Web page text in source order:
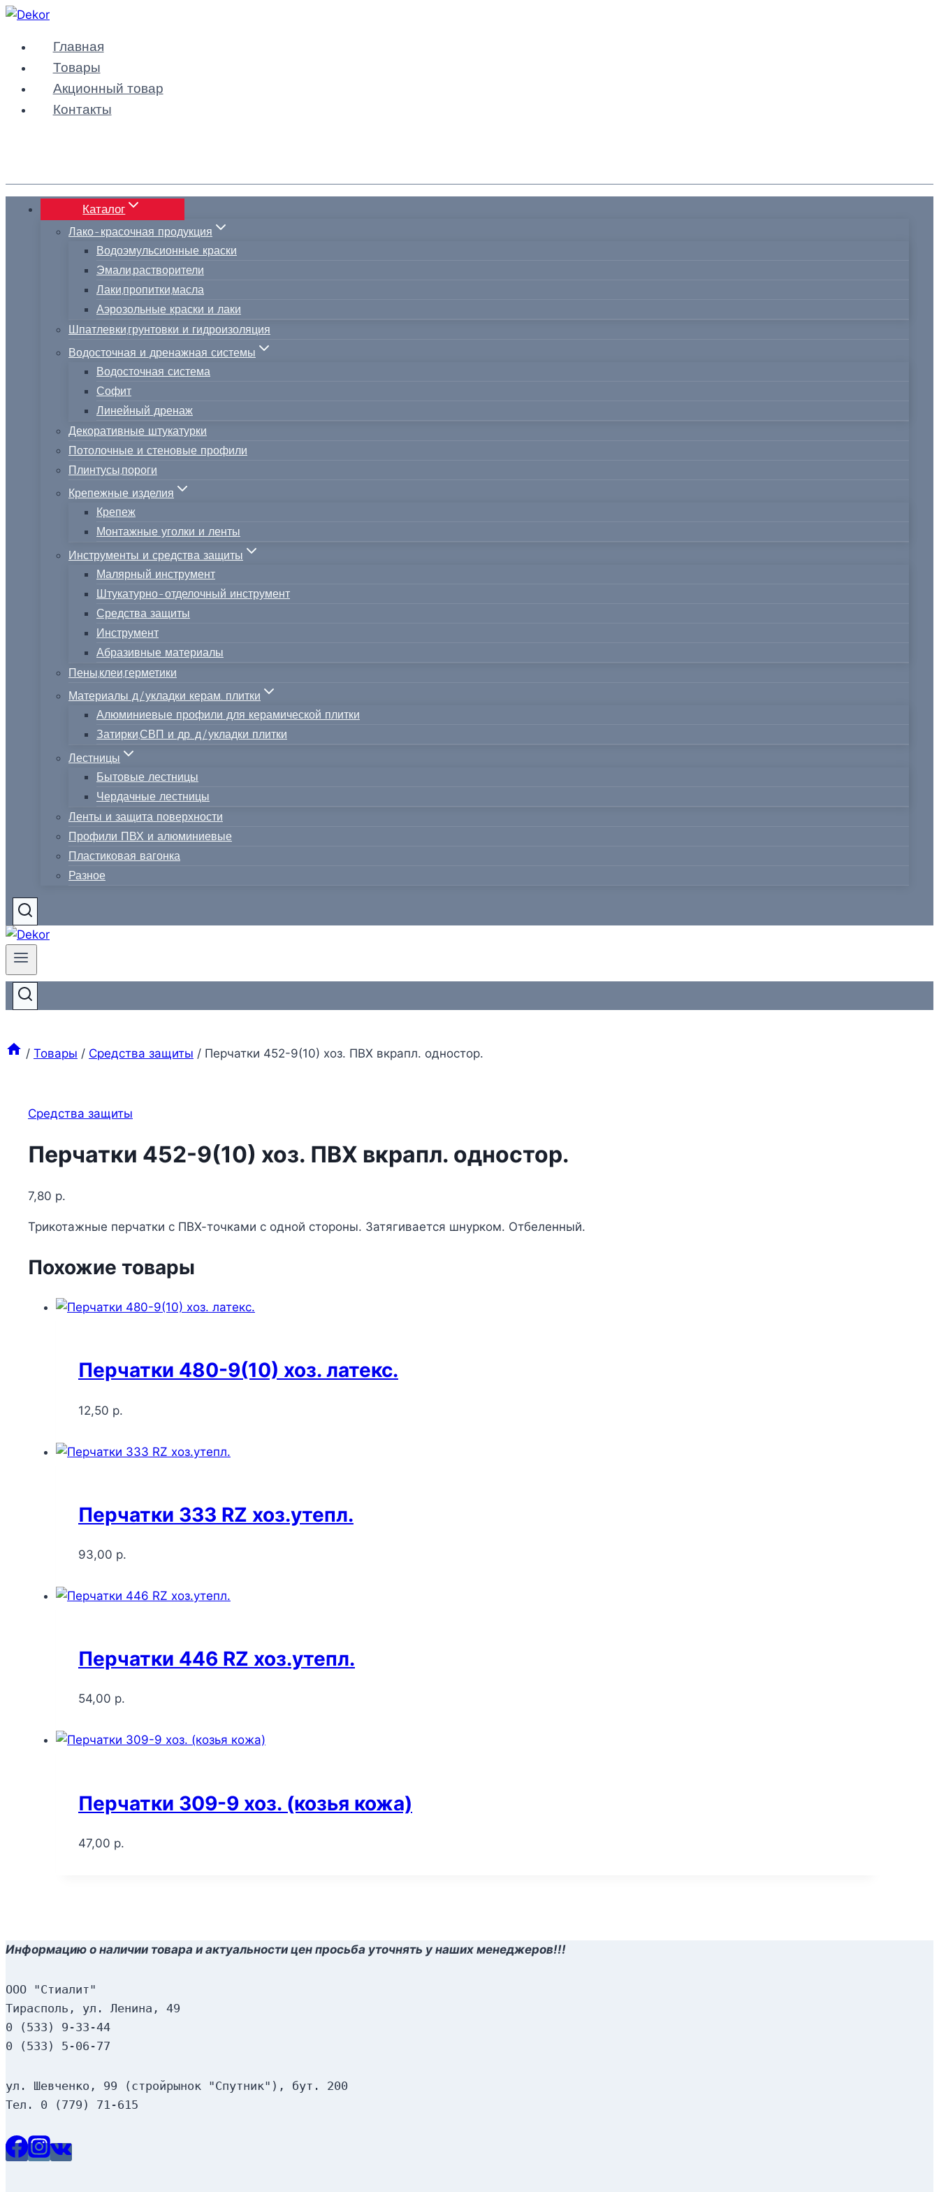
Перейти
содержимому
Главная
Товары
Акционный товар
Контакты
Каталог
Лако-красочная продукция
Водоэмульсионные краски
Эмали,растворители
Лаки,пропитки,масла
Аэрозольные краски и лаки
Шпатлевки,грунтовки и гидроизоляция
Водосточная и дренажная системы
Водосточная система
Софит
Линейный дренаж
Декоративные штукатурки
Потолочные и стеновые профили
Плинтусы,пороги
Крепежные изделия
Крепеж
Монтажные уголки и ленты
Инструменты и средства защиты
Малярный инструмент
Штукатурно-отделочный инструмент
Средства защиты
Инструмент
Абразивные материалы
Пены,клеи,герметики
Материалы д/укладки керам. плитки
Алюминиевые профили для керамической плитки
Затирки,СВП и др. д/укладки плитки
Лестницы
Бытовые лестницы
Чердачные лестницы
Ленты и защита поверхности
Профили ПВХ и алюминиевые
Пластиковая вагонка
Разное
/ Товары / Средства защиты / Перчатки 452-9(10) хоз. ПВХ вкрапл. одностор.
Средства защиты
Перчатки 452-9(10) хоз. ПВХ вкрапл. одностор.
7,80 р.
Трикотажные перчатки с ПВХ-точками с одной стороны. Затягивается шнурком. Отбеленный.
Похожие товары
Перчатки 480-9(10) хоз. латекс.
12,50 р.
Перчатки 333 RZ хоз.утепл.
93,00 р.
Перчатки 446 RZ хоз.утепл.
54,00 р.
Перчатки 309-9 хоз. (козья кожа)
47,00 р.
Информацию о наличии товара и актуальности цен просьба уточнять у наших менеджеров!!!
ООО "Стиалит"
Тирасполь, ул. Ленина, 49
0 (533) 9-33-44
0 (533) 5-06-77
ул. Шевченко, 99 (стройрынок "Спутник"), бут. 200
Тел. 0 (779) 71-615